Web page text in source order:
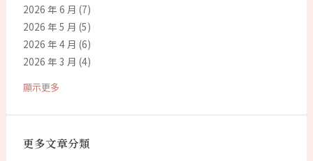
2026 年 6 月 (7)
2026 年 5 月 (5)
2026 年 4 月 (6)
2026 年 3 月 (4)
顯示更多
更多文章分類